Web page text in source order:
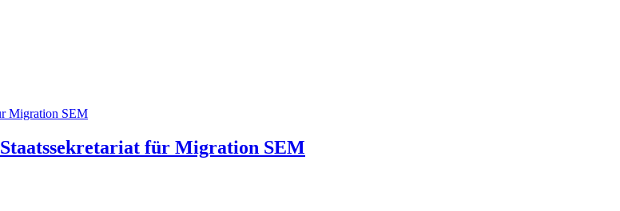
Staatssekretariat für Migration SEM